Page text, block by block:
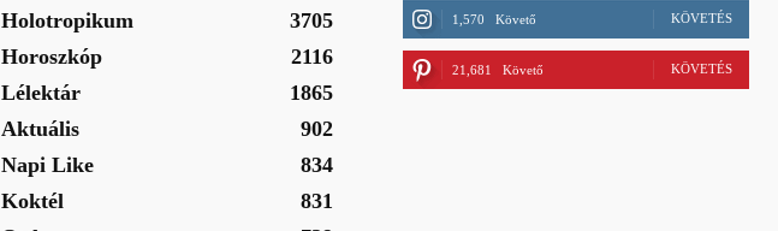
Holotropikum
3705
Horoszkóp
2116
Lélektár
1865
Aktuális
902
Napi Like
834
Koktél
831
1,570 Követő KÖVETÉS
21,681 Követő KÖVETÉS